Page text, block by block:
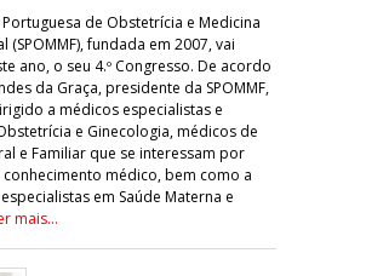
de Obstetrícia e Medicina
(SPOMMF), fundada em 2007, vai
ano, o seu 4.º Congresso. De acordo
da Graça, presidente da SPOMMF,
a médicos especialistas e
e Ginecologia, médicos de
e Familiar que se interessam por
médico, bem como a
em Saúde Materna e
mais...